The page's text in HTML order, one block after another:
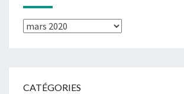
Archives
CATÉGORIES